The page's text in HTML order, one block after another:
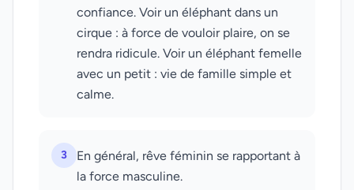
confiance. Voir un éléphant dans un
cirque : à force de vouloir plaire, on se
rendra ridicule. Voir un éléphant femelle
avec un petit : vie de famille simple et
calme.
3
En général, rêve féminin se rapportant à
la force masculine.